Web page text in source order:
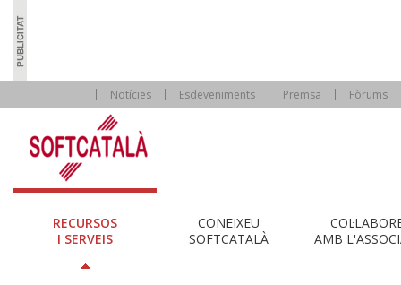
Notícies Esdeveniments Premsa Fòrums
RECURSOS
I SERVEIS
CONEIXEU
SOFTCATALÀ
AMB